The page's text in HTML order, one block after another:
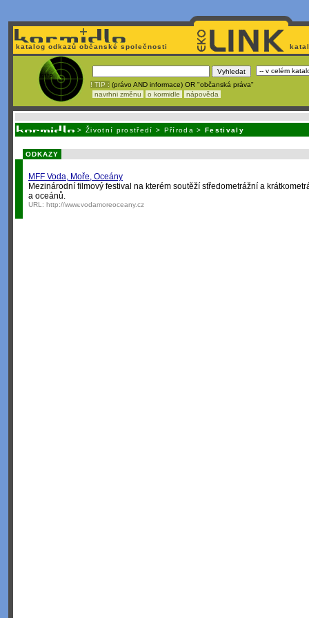
katalog odkazů občanské společnosti
! TIP : (právo AND informace) OR "občanská práva"
navrhni změnu
o kormidle nápověda
> Životní prostředí > Příroda >Festivaly
ODKAZY
MFF Voda, Moře, Oceány
Mezinárodní filmový festival na kterém soutěží středometrážní a
a oceánů.
URL: http://www.vodamoreoceany.cz